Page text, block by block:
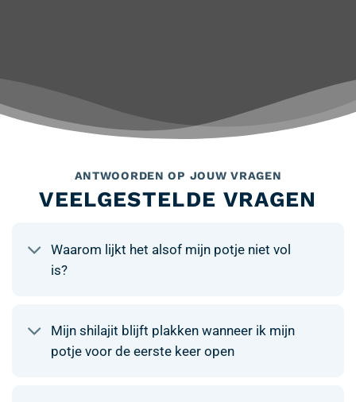
ANTWOORDEN OP JOUW VRAGEN
VEELGESTELDE VRAGEN
Waarom lijkt het alsof mijn potje niet vol
is?
Mijn shilajit blijft plakken wanneer ik mijn
potje voor de eerste keer open